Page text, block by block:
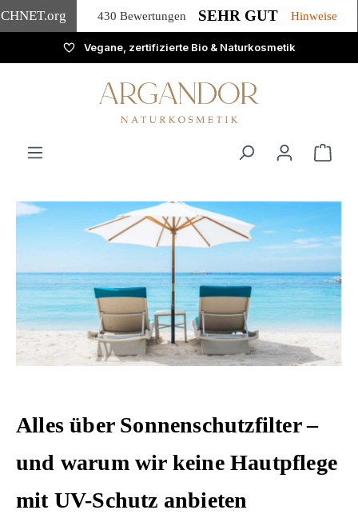
.org 430 Bewertungen SEHR GUT Hinweise
Zum Hauptinhalt springenVegane, zertifizierte Bio & Naturkosmetik
Alles über Sonnenschutzfilter –
und warum wir keine Hautpflege
mit UV-Schutz anbieten